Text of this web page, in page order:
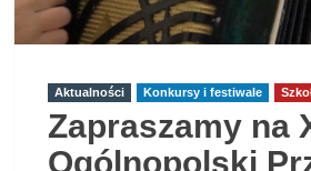
Aktualności Konkursy i festiwale
Zapraszamy na
Ogólnopolski